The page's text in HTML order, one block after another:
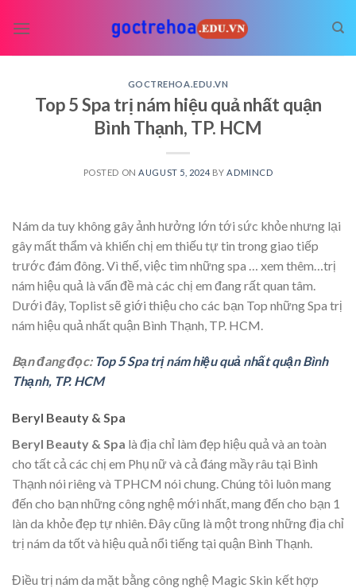
GOCTREHOA.EDU.VN
Top 5 Spa trị nám hiệu quả nhất quận
Bình Thạnh, TP. HCM
POSTED ON AUGUST 5, 2024 BY ADMINCD
Nám da tuy không gây ảnh hưởng lớn tới sức khỏe nhưng lại
gây mất thẩm và khiến chị em thiếu tự tin trong giao tiếp
trước đám đông. Vì thế, việc tìm những spa
… xem thêm… trị
nám hiệu quả là vấn đề mà các chị em đang rất quan tâm.
Dưới đây, Toplist sẽ giới thiệu cho các bạn Top những Spa trị
nám hiệu quả nhất quận Bình Thạnh, TP. HCM.
Bạn đang đọc: Top 5 Spa trị nám hiệu quả nhất quận Bình
Thạnh, TP. HCM
Beryl Beauty & Spa
Beryl Beauty & Spa là địa chỉ làm đẹp hiệu quả và an toàn
cho tất cả các chị em Phụ nữ và cả đáng mầy râu tại Bình
Thạnh nói riêng và TPHCM nói chung. Chúng tôi luôn mang
đến cho bạn những công nghệ mới nhất, mang đến cho bạn 1
làn da khỏe đẹp tự nhiên. Đây cũng là một trong những địa chỉ
trị nám da tốt và hiệu quả nổi tiếng tại quận Bình Thạnh.
Điều trị nám da mặt bằng công nghệ Magic Skin kết hợp